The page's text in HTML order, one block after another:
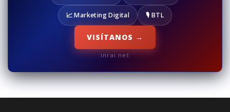
📈 Marketing Digital 🎙️ BTL
VISÍTANOS →
inrai.net